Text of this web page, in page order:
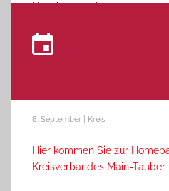
Heimberg verlassen.
8. September | Kreis
Hier kommen Sie zur
Kreisverbandes Main-Tauber